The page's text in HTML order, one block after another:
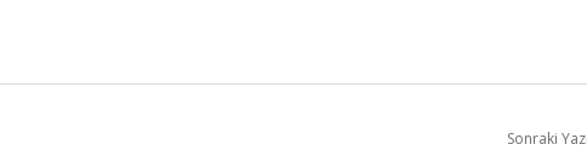
Sonraki